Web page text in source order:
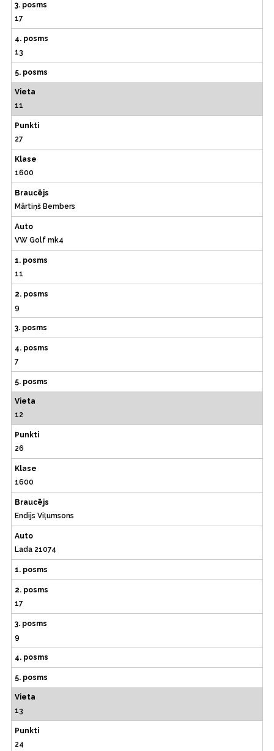
3. posms
17
4. posms
13
5. posms
Vieta
11
Punkti
27
Klase
1600
Braucējs
Mārtiņš Bembers
Auto
VW Golf mk4
1. posms
11
2. posms
9
3. posms
4. posms
7
5. posms
Vieta
12
Punkti
26
Klase
1600
Braucējs
Endijs Viļumsons
Auto
Lada 21074
1. posms
2. posms
17
3. posms
9
4. posms
5. posms
Vieta
13
Punkti
24